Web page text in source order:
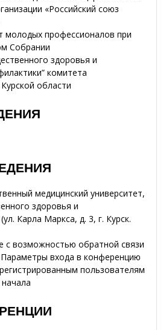
«Российский союз
молодых профессионалов при
Собрании
здоровья и
комитета
области
медицинский университет,
здоровья и
Карла Маркса, д. 3, г. Курск.
с возможностью обратной связи
входа в конференцию
пользователям